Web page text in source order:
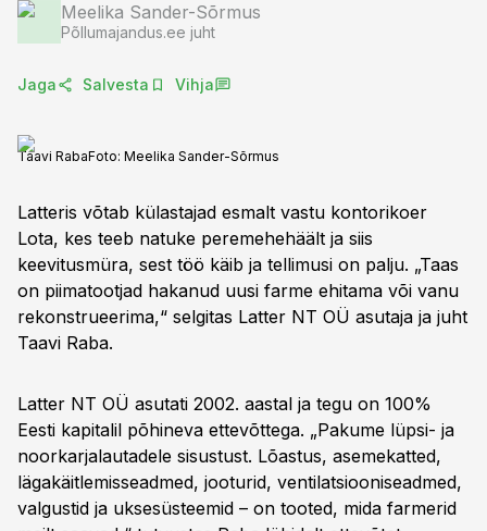
Meelika Sander-Sõrmus
Põllumajandus.ee juht
Jaga Salvesta Vihja
Taavi RabaFoto: Meelika Sander-Sõrmus
Latteris võtab külastajad esmalt vastu kontorikoer
Lota, kes teeb natuke peremehehäält ja siis
keevitusmüra, sest töö käib ja tellimusi on palju. „Taas
on piimatootjad hakanud uusi farme ehitama või vanu
rekonstrueerima,“ selgitas Latter NT OÜ asutaja ja juht
Taavi Raba.
Latter NT OÜ asutati 2002. aastal ja tegu on 100%
Eesti kapitalil põhineva ettevõttega. „Pakume lüpsi- ja
noorkarjalautadele sisustust. Lõastus, asemekatted,
lägakäitlemisseadmed, jooturid, ventilatsiooniseadmed,
valgustid ja uksesüsteemid – on tooted, mida farmerid